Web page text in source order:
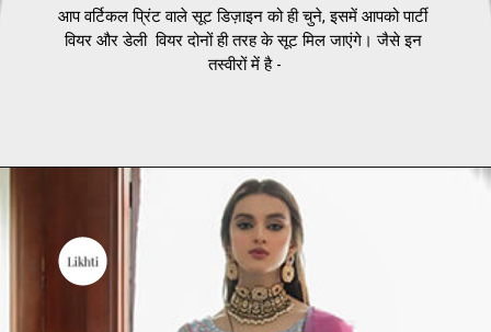
आप वर्टिकल प्रिंट वाले सूट डिज़ाइन को ही चुने, इसमें आपको पार्टी
वियर और डेली  वियर दोनों ही तरह के सूट मिल जाएंगे। जैसे इन
तस्वीरों में है -